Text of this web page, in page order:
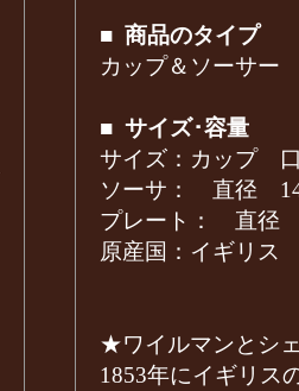
■ 商品のタイプ
カップ＆ソーサー
■ サイズ･容量
サイズ：カップ
ソーサ： 直径
プレート： 直径
原産国：イギ
★ワイルマンとシ
1853年にイギリス